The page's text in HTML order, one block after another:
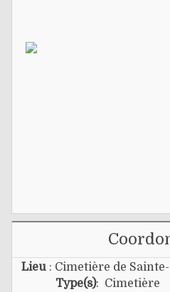
Lieu : Cimetière de
Type(s): Cimetière